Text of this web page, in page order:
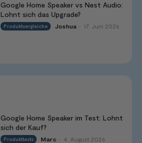
Google Home Speaker vs Nest Audio:
Lohnt sich das Upgrade?
Produktvergleiche Joshua 17. Juni 2026
Google Home Speaker im Test: Lohnt
sich der Kauf?
Produkttests Marc 4. August 2026